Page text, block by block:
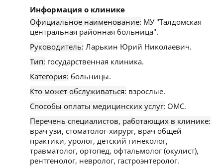
Информация о клинике
Официальное наименование: МУ "Талдомская
центральная районная больница".
Руководитель: Ларькин Юрий Николаевич.
Тип: государственная клиника.
Категория: больницы.
Кто может обслуживаться: взрослые.
Способы оплаты медицинских услуг: ОМС.
Перечень специалистов, работающих в клинике:
врач узи, стоматолог-хирург, врач общей
практики, уролог, детский гинеколог,
травматолог, ортопед, офтальмолог (окулист),
рентгенолог, невролог, гастроэнтеролог.